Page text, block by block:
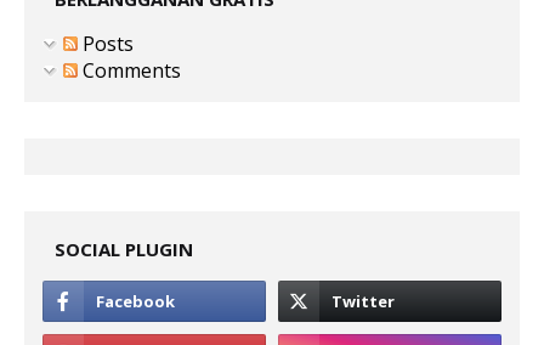
Posts
Comments
SOCIAL PLUGIN